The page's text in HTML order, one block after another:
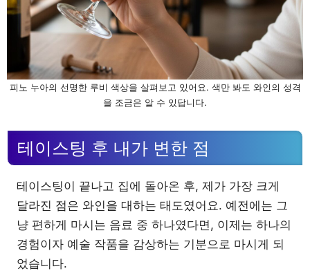
피노 누아의 선명한 루비 색상을 살펴보고 있어요. 색만 봐도 와인의 성격
을 조금은 알 수 있답니다.
테이스팅 후 내가 변한 점
테이스팅이 끝나고 집에 돌아온 후, 제가 가장 크게
달라진 점은 와인을 대하는 태도였어요. 예전에는 그
냥 편하게 마시는 음료 중 하나였다면, 이제는 하나의
경험이자 예술 작품을 감상하는 기분으로 마시게 되
었습니다.